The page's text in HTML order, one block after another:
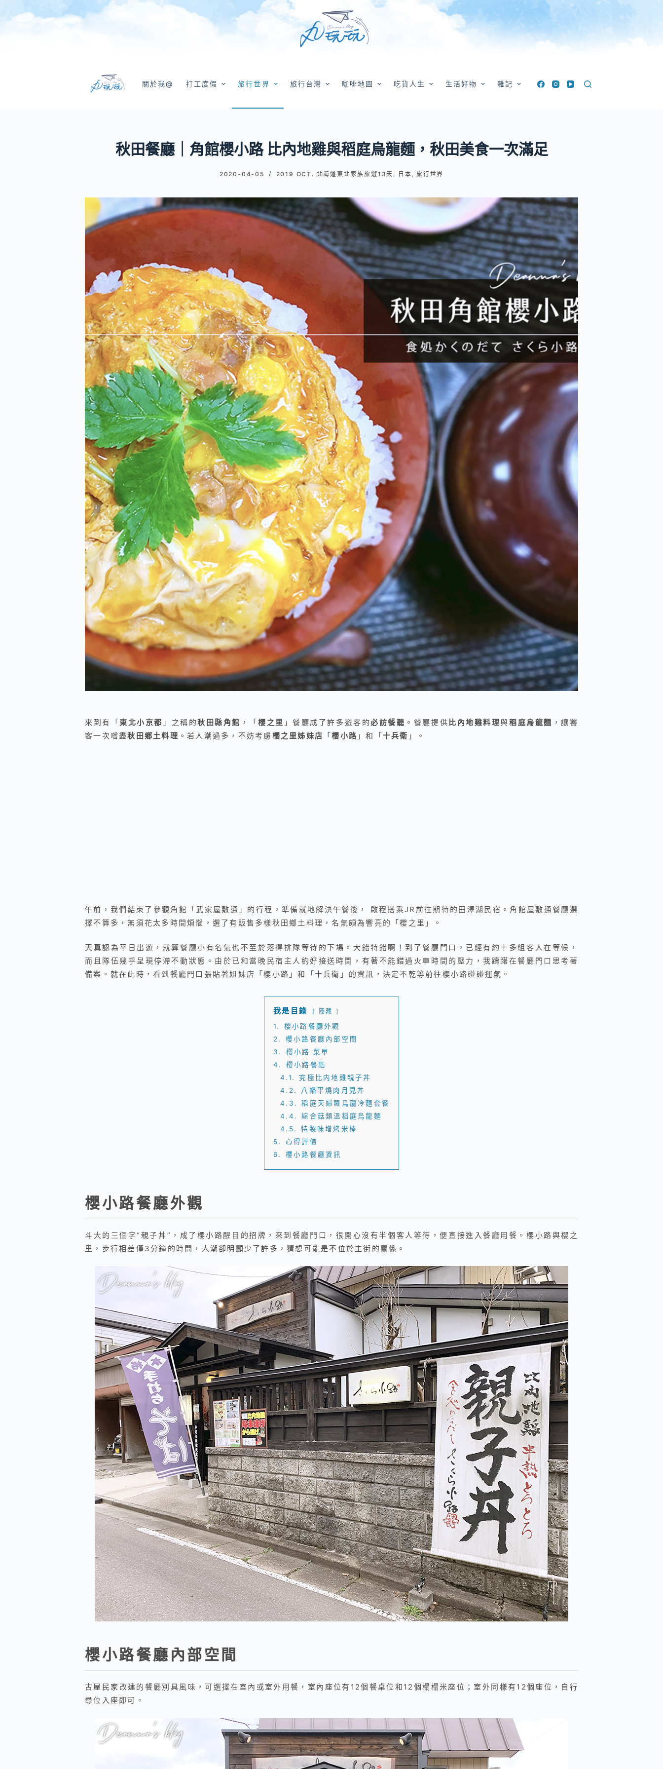
關於我@ 打工度假 旅行世界 旅行台灣 咖啡地圖 吃貨人生 生活好物 雜記
秋田餐廳｜角館櫻小路 比內地雞與稻庭烏龍麵，秋田美食一次滿足
2020-04-05 2019 OCT. 北海道東北家族旅遊13天 , 日本,旅行世界
來到有「東北小京都 」之稱的秋田縣角館 ，「櫻之里 」餐廳成了許多遊客的必訪餐聽 。餐廳提供比內地雞料理與稻庭烏龍麵 ，讓饕
客一次嚐盡秋田鄉土料理 。若人潮過多，不妨考慮 櫻之里姊妹店 「櫻小路 」和「十兵衛 」。
午前，我們結束了參觀角館「武家屋敷通」的行程，準備就地解決午餐後， 啟程搭乘JR前往期待的田澤湖民宿。角館屋敷通餐廳選
擇不算多，無須花太多時間煩惱，選了有販售多樣秋田鄉土料理，名氣頗為響亮的「櫻之里」。
天真認為平日出遊，就算餐廳小有名氣也不至於落得排隊等待的下場。大錯特錯啊！到了餐廳門口，已經有約十多組客人在等候，
而且隊伍幾乎呈現停滯不動狀態。由於已和當晚民宿主人約好接送時間，有著不能錯過火車時間的壓力，我躊躇在餐廳門口思考著
備案。就在此時，看到餐廳門口張貼著姐妹店「櫻小路」和「十兵衛」的資訊，決定不乾等前往櫻小路碰碰運氣。
我是目錄 隱藏
1.
櫻小路餐廳外觀
2.
櫻小路餐廳內部空間
3.
櫻小路 菜單
4.
櫻小路餐點
4.1.
究極比内地雞親子丼
4.2.
八幡平燒肉月見丼
4.3.
稻庭天婦羅烏龍冷麵套餐
4.4.
綜合菇類溫稻庭烏龍麵
4.5.
特製味增烤米棒
5.
心得評價
6.
櫻小路餐廳資訊
櫻小路餐廳外觀
斗大的三個字“親子丼”，成了櫻小路醒目的招牌，來到餐廳門口，很開心沒有半個客人等待，便直接進入餐廳用餐。櫻小路與櫻之
里，步行相差僅3分鐘的時間，人潮卻明顯少了許多，猜想可能是不位於主街的關係。
櫻小路餐廳內部空間
古屋民家改建的餐廳別具風味，可選擇在室內或室外用餐，室內座位有12個餐桌位和12個榻榻米座位；室外同樣有12個座位，自行
尋位入座即可。